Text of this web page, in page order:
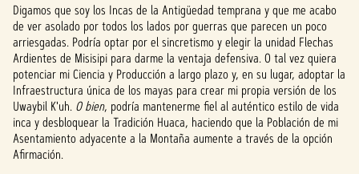
Digamos que soy los Incas de la Antigüedad temprana y que me acabo
de ver asolado por todos los lados por guerras que parecen un poco
arriesgadas. Podría optar por el sincretismo y elegir la unidad Flechas
Ardientes de Misisipi para darme la ventaja defensiva. O tal vez quiera
potenciar mi Ciencia y Producción a largo plazo y, en su lugar, adoptar la
Infraestructura única de los mayas para crear mi propia versión de los
Uwaybil K'uh. O bien, podría mantenerme fiel al auténtico estilo de vida
inca y desbloquear la Tradición Huaca, haciendo que la Población de mi
Asentamiento adyacente a la Montaña aumente a través de la opción
Afirmación.